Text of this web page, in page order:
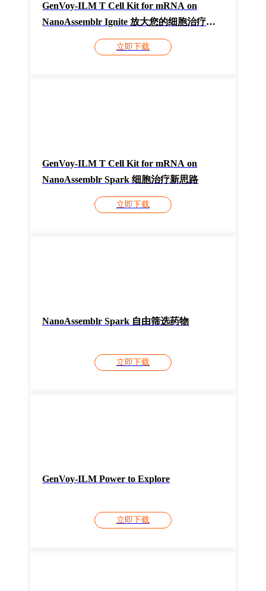
GenVoy-ILM T Cell Kit for mRNA on
NanoAssemblr Ignite 放大您的细胞治疗规
立即下载
GenVoy-ILM T Cell Kit for mRNA on
NanoAssemblr Spark 细胞治疗新思路
立即下载
NanoAssemblr Spark 自由筛选药物
立即下载
GenVoy-ILM Power to Explore
立即下载